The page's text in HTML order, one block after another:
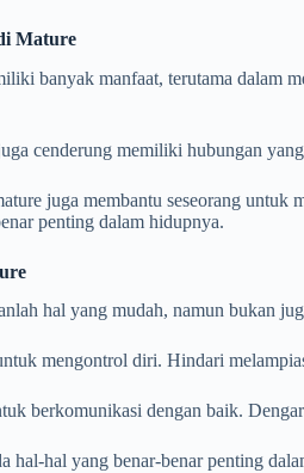
Mature
banyak manfaat, terutama dalam
cenderung memiliki hubungan
juga membantu seseorang
penting dalam hidupnya.
hal yang mudah, namun bukan
mengontrol diri. Hindari
berkomunikasi dengan baik.
hal-hal yang benar-benar penting